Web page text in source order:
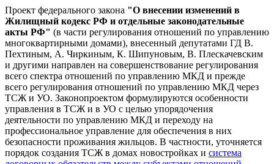
Проект федерального закона "О внесении изменений в
Жилищный кодекс РФ и отдельные законодательные
акты РФ" (в части регулирования отношений по управлению
многоквартирными домами), внесенный депутатами ГД В.
Пехтиным, А. Чиркиным, К. Шипуновым, В. Плескачевским
и другими направлен на совершенствование регулирования
всего спектра отношений по управлению МКД и прежде
всего регулирования отношений по управлению МКД через
ТСЖ и УО. Законопроектом формулируются особенности
управления в ТСЖ и в УО с целью упорядочения
деятельности по управлению МКД и переходу на
профессиональное управление для обеспечения в них
безопасности проживания жильцов. В частности, уточняется
порядок создания ТСЖ в домах новостройках и система